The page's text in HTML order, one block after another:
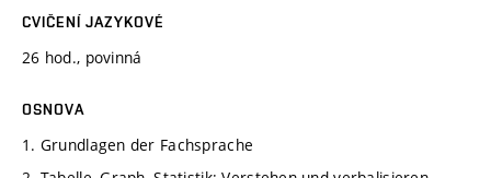
CVIČENÍ JAZYKOVÉ
26 hod., povinná
OSNOVA
1. Grundlagen der Fachsprache